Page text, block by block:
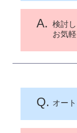
A.
検討
お気
Q. オー